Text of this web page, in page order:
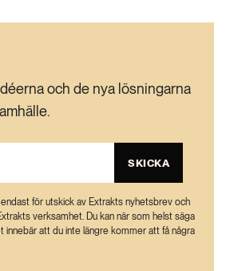
och de nya lösningarna
SKICKA
för utskick av Extrakts nyhetsbrev och
verksamhet. Du kan när som helst säga
innebär att du inte längre kommer att få några